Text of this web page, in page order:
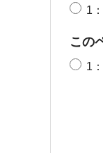
1
この
1